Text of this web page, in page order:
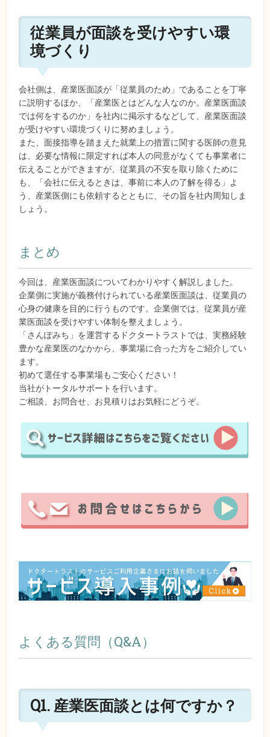
従業員が面談を受けやすい環
境づくり
会社側は、産業医面談が「従業員のため」であることを丁寧
に説明するほか、「産業医とはどんな人なのか。産業医面談
では何をするのか」を社内に掲示するなどして、産業医面談
が受けやすい環境づくりに努めましょう。
また、面接指導を踏まえた就業上の措置に関する医師の意見
は、必要な情報に限定すれば本人の同意がなくても事業者に
伝えることができますが、従業員の不安を取り除くために
も、「会社に伝えるときは、事前に本人の了解を得る」よ
う、産業医側にも依頼するとともに、その旨を社内周知しま
しょう。
まとめ
今回は、産業医面談についてわかりやすく解説しました。
企業側に実施が義務付けられている産業医面談は、従業員の
心身の健康を目的に行うものです。企業側では、従業員が産
業医面談を受けやすい体制を整えましょう。
「さんぽみち」を運営するドクタートラストでは、実務経験
豊かな産業医のなかから、事業場に合った方をご紹介してい
ます。
初めて選任する事業場もご安心ください！
当社がトータルサポートを行います。
ご相談、お問合せ、お見積りはお気軽にどうぞ。
よくある質問（Q&A）
Q1. 産業医面談とは何ですか？